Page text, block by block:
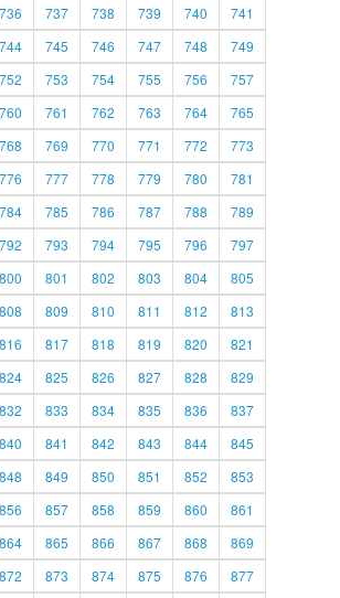
736 737 738 739 740
741
744 745 746 747 748
749
752 753 754 755 756
757
760 761 762 763 764
765
768 769 770 771 772
773
776 777 778 779 780
781
784 785 786 787 788
789
792 793 794 795 796
797
800 801 802 803 804
805
808 809 810 811 812
813
816 817 818 819 820
821
824 825 826 827 828
829
832 833 834 835 836
837
840 841 842 843 844
845
848 849 850 851 852
853
856 857 858 859 860
861
864 865 866 867 868
869
872 873 874 875 876
877